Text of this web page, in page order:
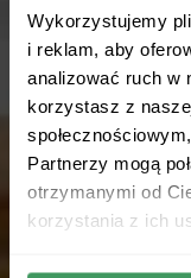
Wykorzystujemy
i reklam, aby
analizować ruch w
korzystasz z
Partnerzy mogą
otrzymanymi od
korzystania z ich